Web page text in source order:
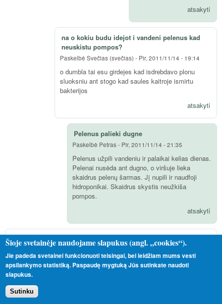
atsakyti
na o kokiu budu idejot i vandeni pelenus kad
neuskistu pompos?
Paskelbė Svečias (svečias) - Pir, 2011/11/14 - 19:14
o dumbla tai esu girdejes kad isdrebdavo plonu
sluoksniu ant stogo kad saules kaitroje ismirtu
bakterijos
atsakyti
Pelenus palieki dugne
Paskelbė Petras- Pir, 2011/11/14 - 21:35
Pelenus užpili vandeniu ir palaikai kelias dienas.
Pelenai nusėda ant dugno, o viršuje lieka
skaidrus pelenų šarmas. Jį nupili ir naudfoji
hidroponikai. Skaidrus skystis neužkiša
pompos.
atsakyti
Mįslė
Tre, 2011/06/08 - 12:56
Kažin kodėl gamta neaugina daržovių ant vandens? :))
Iš esmės valgome tam, kad ne vien prisikimšmume pilvą, bet kad
organizmas gautų reikiamų medžiagų statybai bei energijai pagaminti.
Kokių ir kiek - nėra niekas iki galo ištyręs ir čia ginčykis nesiginčijęs.
Šioje svetainėje naudojame slapukus (angl. „cookies“).
Jie padeda svetainei funkcionuoti teisingai, bei leidžiam mums vesti
apsilankymo statistiką. Paspaudę mygtuką Jūs sutinkate naudoti
slapukus.
Sutinku